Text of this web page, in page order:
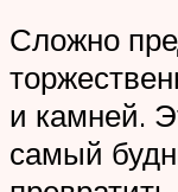
Сложно
и камней.
самый